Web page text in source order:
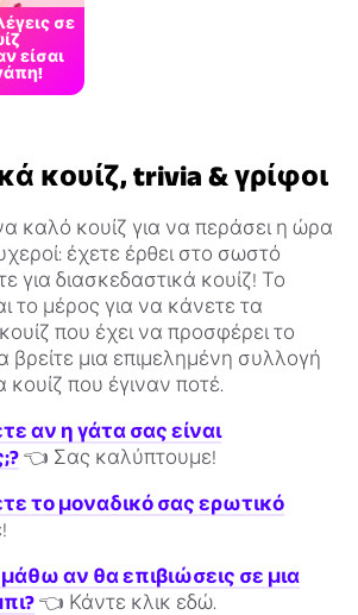
σε
είσαι
κουίζ, trivia & γρίφοι
καλό κουίζ για να περάσει η ώρα
έχετε έρθει στο σωστό
για διασκεδαστικά κουίζ! Το
το μέρος για να κάνετε τα
που έχει να προσφέρει το
βρείτε μια επιμελημένη συλλογή
που έγιναν ποτέ.
αν η γάτα σας είναι
👈 Σας καλύπτουμε!
το μοναδικό σας ερωτικό
αν θα επιβιώσεις σε μια
👈 Κάντε κλικ εδώ.